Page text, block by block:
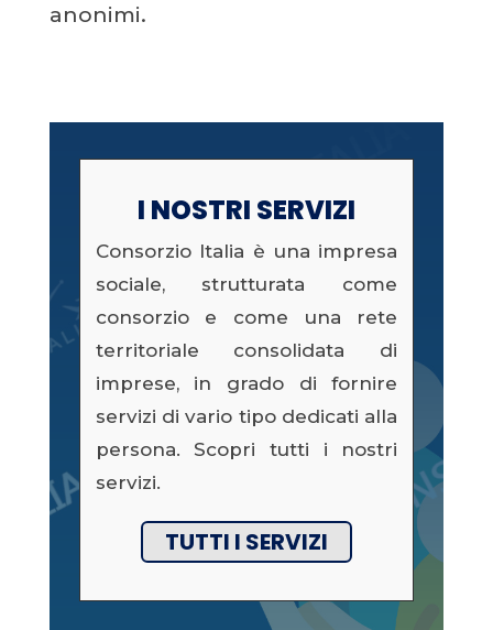
anonimi.
I NOSTRI SERVIZI
Consorzio Italia è una impresa
sociale, strutturata come
consorzio e come una rete
territoriale consolidata di
imprese, in grado di fornire
servizi di vario tipo dedicati alla
persona. Scopri tutti i nostri
servizi.
TUTTI I SERVIZI